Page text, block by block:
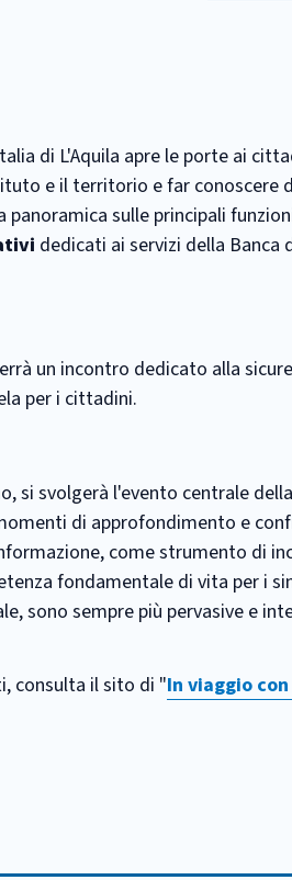
di L'Aquila apre le porte ai
e il territorio e far conoscere
sulle principali
dedicati ai servizi della Banca
un incontro dedicato alla
per i cittadini.
si svolgerà l'evento centrale
di approfondimento e
come strumento di
fondamentale di vita per i
sono sempre più pervasive e
consulta il sito di "In viaggio